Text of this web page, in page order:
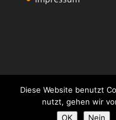
Diese Website benutzt
nutzt, gehen wir
OK
Nein